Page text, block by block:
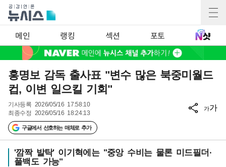
메인 랭킹 섹션 포토
홍명보 감독 출사표 "변수 많은 북중미월드
컵, 이변 일으킬 기회"
기사등록 2026/05/16 17:58:10
최종수정 2026/05/16 18:24:13
구글에서 선호하는 매체로 추가
가가
'깜짝 발탁' 이기혁에는 "중앙 수비는 물론 미드필더·
풀백도 가능"